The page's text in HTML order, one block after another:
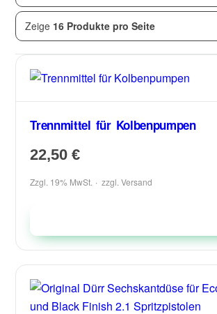
Zeige 16 Produkte pro Seite
Trennmittel für Kolbenpumpen
22,50€
Zzgl. 19% MwSt. zzgl.Versand